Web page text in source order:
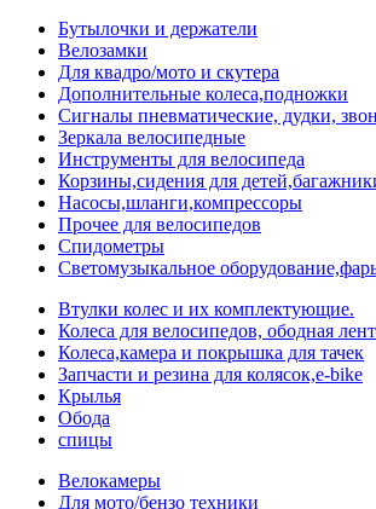
Бутылочки и держатели
Велозамки
Для квадро/мото и скутера
Дополнительные колеса,подножки
Сигналы пневматические, дудки,
Зеркала велосипедные
Инструменты для велосипеда
Корзины,сидения для
Насосы,шланги,компрессоры
Прочее для велосипедов
Спидометры
Светомузыкальное
Втулки колес и их комплектующие.
Колеса для велосипедов, ободная
Колеса,камера и покрышка для тачек
Запчасти и резина для колясок,e-bike
Крылья
Обода
спицы
Велокамеры
Для мото/бензо техники